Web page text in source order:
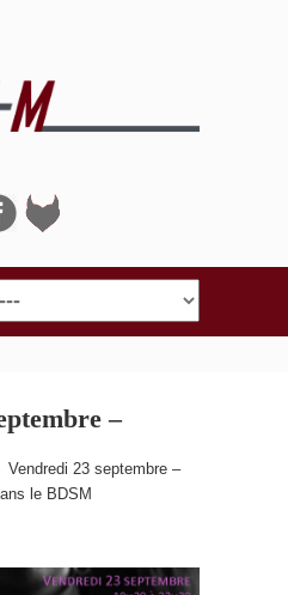
–
pas dans le
Vendredi 23 septembre –
le BDSM